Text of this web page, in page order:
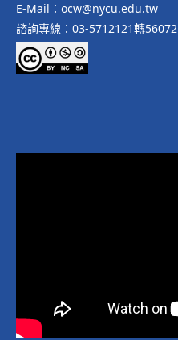
E-Mail：ocw@nycu.edu.tw
諮詢專線：03-5712121轉56072